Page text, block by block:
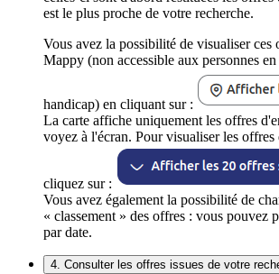
est le plus proche de votre recherche.
Vous avez la possibilité de visualiser ces
Mappy (non accessible aux personnes
handicap) en cliquant sur :
La carte affiche uniquement les offres
voyez à l'écran. Pour visualiser les offres
cliquez sur :
Vous avez également la possibilité de
« classement » des offres : vous pouvez
par date.
4. Consulter les offres issues de votre